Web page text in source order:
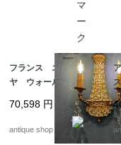
フランス エンパイ
ヤ ウォールブラケッ
トランプ*wall chandeli
er
70,598 円
antique shop at's